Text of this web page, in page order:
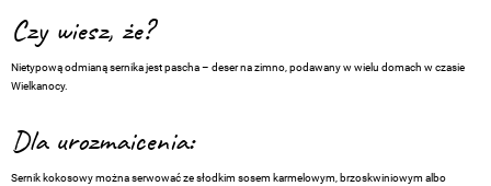
Czy wiesz, że?
Nietypową odmianą sernika jest pascha – deser na zimno, podawany w wielu domach w czasie
Wielkanocy.
Dla urozmaicenia:
Sernik kokosowy można serwować ze słodkim sosem karmelowym, brzoskwiniowym albo